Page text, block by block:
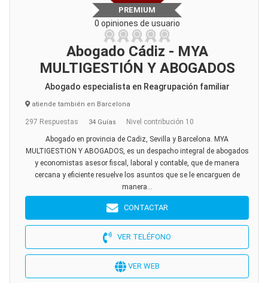
PREMIUM
0 opiniones de usuario
Abogado Cádiz - MYA
MULTIGESTIÓN Y ABOGADOS
Abogado especialista en Reagrupación familiar
atiende también en Barcelona
297 Respuestas 34 Guías Nivel contribución 10
Abogado en provincia de Cadiz, Sevilla y Barcelona. MYA
MULTIGESTION Y ABOGADOS, es un despacho integral de abogados
y economistas asesor fiscal, laboral y contable, que de manera
cercana y eficiente resuelve los asuntos que se le encarguen de
manera...
CONTACTAR
VER TELÉFONO
VER WEB